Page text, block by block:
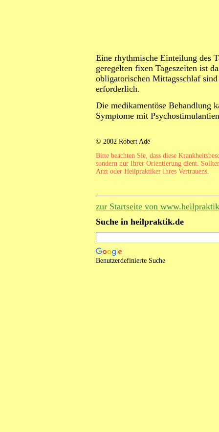
Eine rhythmische Einteilung des
geregelten fixen Tageszeiten ist
obligatorischen Mittagsschlaf
erforderlich.
Die medikamentöse Behandlung
Symptome mit
© 2002 Robert Adé
Bitte beachten Sie, dass diese
sondern nur Ihrer Orientierung dient.
Arzt oder Heilpraktiker Ihres Vertrauens.
zur Startseite von
Suche in heilpraktik.de
Benutzerdefinierte Suche